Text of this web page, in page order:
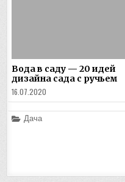
Вода в саду — 20 идей
дизайна сада с ручьем
16.07.2020
Posted
in
Дача